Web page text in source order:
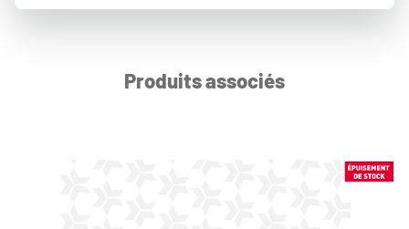
Produits associés